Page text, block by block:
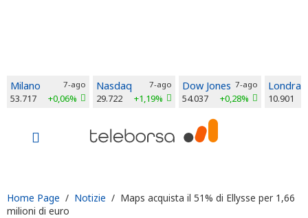
Milano 7-ago
53.717 +0,06%
Nasdaq 7-ago
29.722 +1,19%
Dow Jones 7-ago
54.037 +0,28%
Londra
10.901
Home Page / Notizie / Maps acquista il 51% di Ellysse per 1,66
milioni di euro